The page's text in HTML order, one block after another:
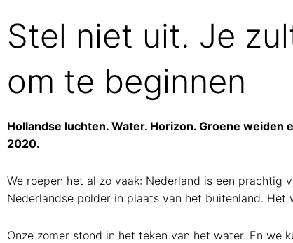
Stel niet uit. Je
om te beginnen
Hollandse luchten. Water. Horizon. Groene weiden
2020.
We roepen het al zo vaak: Nederland is een prachtig
Nederlandse polder in plaats van het buitenland.
Onze zomer stond in het teken van het water. En we